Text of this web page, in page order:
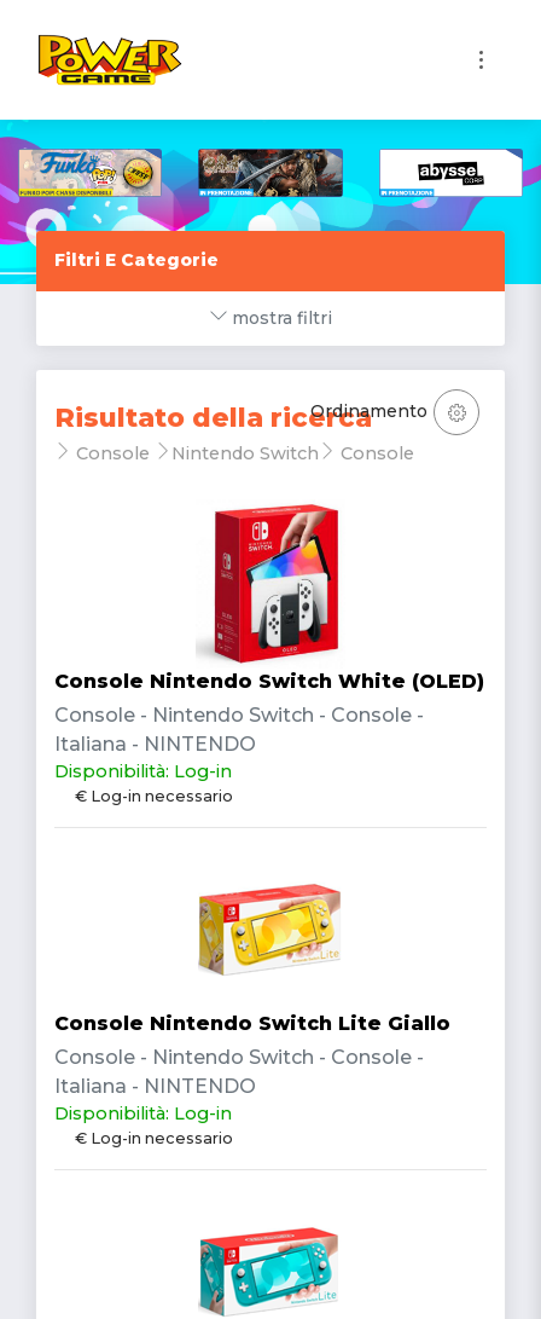
Filtri E Categorie
mostra filtri
Risultato della ricerca
Console Nintendo Switch Console
Ordinamento
Console Nintendo Switch White (OLED)
Console - Nintendo Switch - Console -
Italiana - NINTENDO
Disponibilità: Log-in
€ Log-in necessario
Console Nintendo Switch Lite Giallo
Console - Nintendo Switch - Console -
Italiana - NINTENDO
Disponibilità: Log-in
€ Log-in necessario